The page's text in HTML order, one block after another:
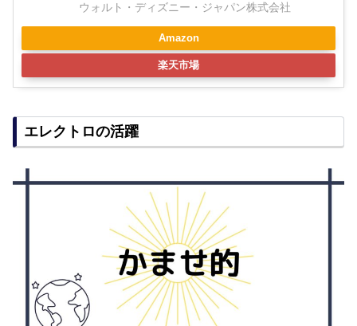
ウォルト・ディズニー・ジャパン株式会社
Amazon
楽天市場
エレクトロの活躍